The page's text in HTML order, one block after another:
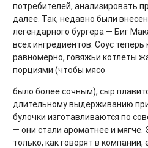
потребителей, анализировать
далее. Так, недавно были
легендарного бургера — Биг
всех ингредиентов. Соус теперь
равномерно, говяжьи котлеты
порциями (чтобы мясо
было более сочным), сыр
длительному выдерживанию
булочки изготавливаются по
— они стали ароматнее и
только, как говорят в